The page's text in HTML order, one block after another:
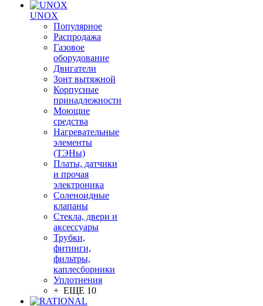
UNOX
Популярное
Распродажа
Газовое
оборудование
Двигатели
Зонт вытяжной
Корпусные
принадлежности
Моющие
средства
Нагревательные
элементы
(ТЭНы)
Платы, датчики
и прочая
электроника
Соленоидные
клапаны
Стекла, двери и
аксессуары
Трубки,
фитинги,
фильтры,
каплесборники
Уплотнения
+ ЕЩЕ 10